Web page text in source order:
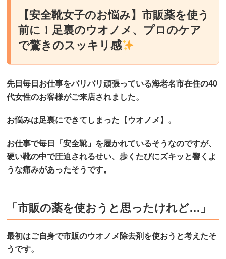
【安全靴女子のお悩み】市販薬を使う
前に！足裏のウオノメ、プロのケア
で驚きのスッキリ感
先日毎日お仕事をバリバリ頑張っている海老名市在住の40
代女性のお客様がご来店されました。
お悩みは足裏にできてしまった【ウオノメ】。
お仕事で毎日「安全靴」を履かれているそうなのですが、
硬い靴の中で圧迫されるせい、歩くたびにズキッと響くよ
うな痛みがあったそうです。
「市販の薬を使おうと思ったけれど…」
最初はご自身で市販のウオノメ除去剤を使おうと考えたそ
うです。